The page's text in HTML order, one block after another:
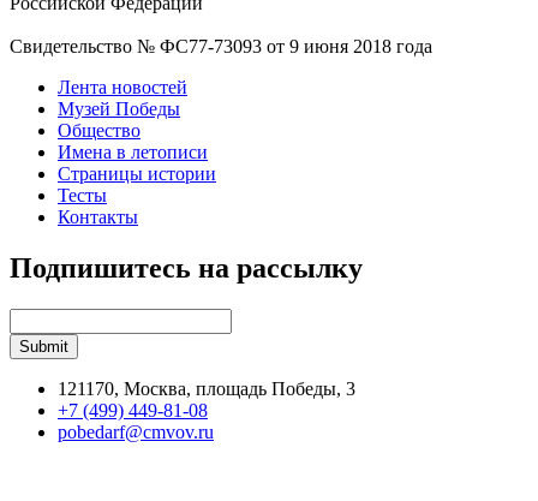
Свидетельство № ФС77-73093 от 9 июня 2018 года
Лента новостей
Музей Победы
Общество
Имена в летописи
Страницы истории
Тесты
Контакты
Подпишитесь на рассылку
121170, Москва, площадь Победы, 3
+7 (499) 449-81-08
pobedarf@cmvov.ru